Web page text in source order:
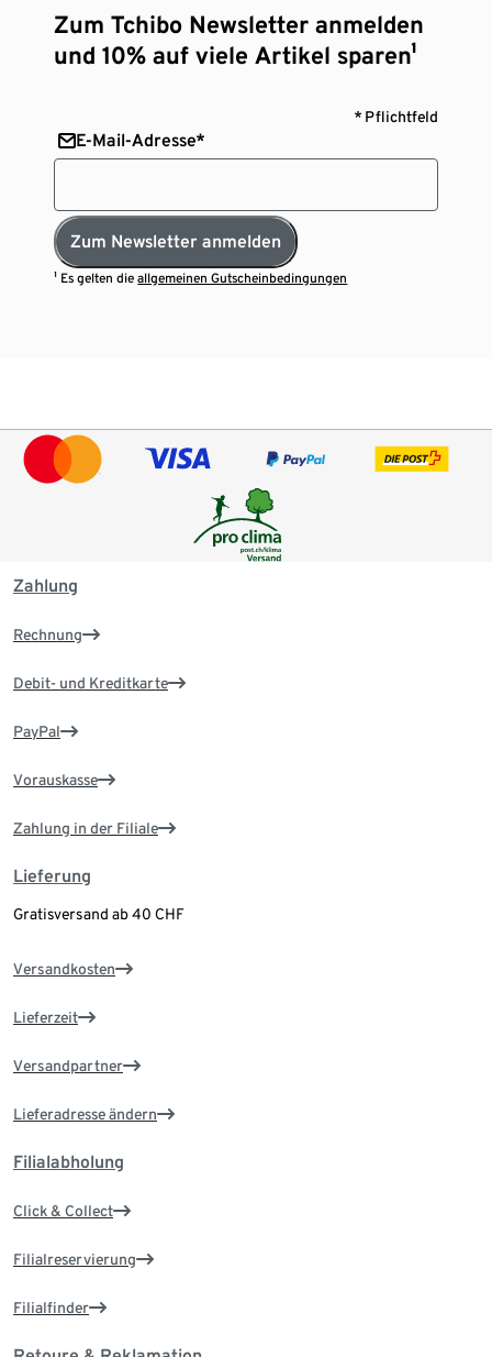
Zum Tchibo Newsletter anmelden
und 10% auf viele Artikel sparen¹
* Pflichtfeld
E-Mail-Adresse*
Zum Newsletter anmelden
¹ Es gelten dieallgemeinen Gutscheinbedingungen
Zahlung
Rechnung
Debit- und Kreditkarte
PayPal
Vorauskasse
Zahlung in der Filiale
Lieferung
Gratisversand ab 40 CHF
Versandkosten
Lieferzeit
Versandpartner
Lieferadresse ändern
Filialabholung
Click & Collect
Filialreservierung
Filialfinder